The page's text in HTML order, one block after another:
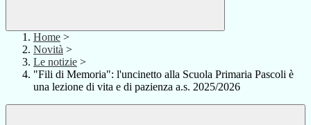
Home >
Novità >
Le notizie >
"Fili di Memoria": l'uncinetto alla Scuola Primaria Pascoli è
una lezione di vita e di pazienza a.s. 2025/2026